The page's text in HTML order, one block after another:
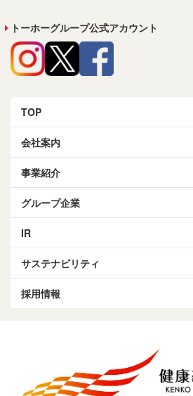
トーホーグループ公式アカウント
TOP
会社案内
事業紹介
グループ企業
IR
サステナビリティ
採用情報